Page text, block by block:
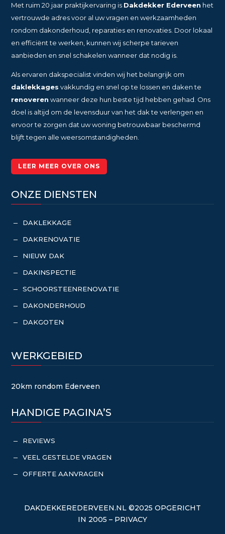
Met ruim 20 jaar praktijkervaring is Dakdekker Ederveen het
vertrouwde adres voor al uw vragen en werkzaamheden
rondom dakonderhoud, reparaties en renovaties. Door lokaal
en efficiënt te werken, kunnen wij scherpe tarieven
aanbieden en snel schakelen wanneer dat nodig is.
Als ervaren dakspecialist vinden wij het belangrijk om
daklekkages vakkundig en snel op te lossen en daken te
renoveren wanneer deze hun beste tijd hebben gehad. Ons
doel is altijd om de levensduur van het dak te verlengen en
ervoor te zorgen dat uw woning betrouwbaar beschermd
blijft tegen alle weersomstandigheden.
LEER MEER OVER ONS
ONZE DIENSTEN
K DAKLEKKAGE
K DAKRENOVATIE
K NIEUW DAK
K DAKINSPECTIE
K SCHOORSTEENRENOVATIE
K DAKONDERHOUD
K DAKGOTEN
WERKGEBIED
20km rondom Ederveen
HANDIGE PAGINA’S
K REVIEWS
K VEEL GESTELDE VRAGEN
K OFFERTE AANVRAGEN
DAKDEKKEREDERVEEN.NL©2025 OPGERICHT
IN 2005 – PRIVACY